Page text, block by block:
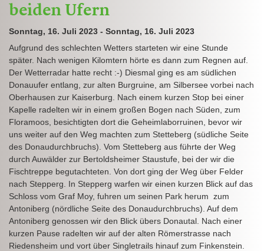
beiden Ufern
Sonntag, 16. Juli 2023 - Sonntag, 16. Juli 2023
Aufgrund des schlechten Wetters starteten wir eine Stunde
später. Nach wenigen Kilomtern hörte es dann zum Regnen auf.
Der Wetterradar hatte recht :-) Diesmal ging es am südlichen
Donauufer entlang, zur alten Burgruine, am Silbersee vorbei nach
Oberhausen zur Kaiserburg. Nach einem kurzen Stop bei einer
Kapelle radelten wir in einem großen Bogen nach Süden, zum
Floramoos, besichtigten dort die Geheimlaborruinen, bevor wir
uns weiter auf den Weg machten zum Stetteberg (südliche Seite
des Donaudurchbruchs). Vom Stetteberg aus führte der Weg
durch Auwälder zur Bertoldsheimer Staustufe, bei der wir die
Fischtreppe begutachteten. Von dort ging der Weg über Felder
nach Stepperg. In Stepperg warfen wir einen kurzen Blick auf das
Schloss vom Graf Moy, fuhren um seinen Park herum zum
Antoniberg (nördliche Seite des Donaudurchbruchs). Auf dem
Antoniberg genossen wir den Blick übers Donautal. Nach einer
kurzen Pause radelten wir auf der alten Römerstrasse nach
Riedensheim und vort über Singletrails hinauf zum Finkenstein.